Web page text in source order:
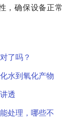
，确保设备正常
了吗？
水到氧化产物
透
处理，哪些不